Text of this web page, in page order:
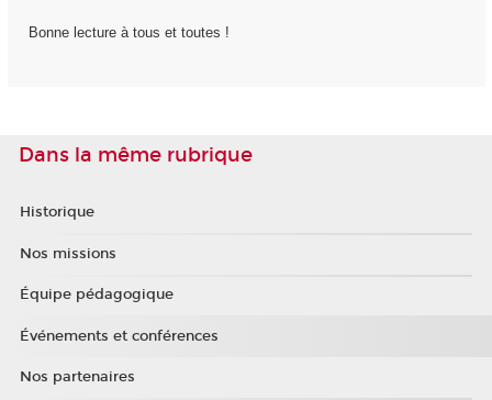
Bonne lecture à tous et toutes !
Dans la même rubrique
Historique
Nos missions
Équipe pédagogique
Événements et conférences
Nos partenaires